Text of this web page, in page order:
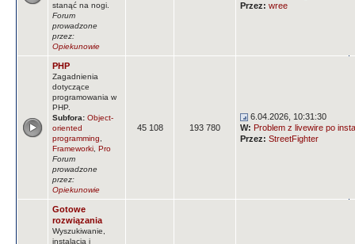
stanąć na nogi.
Forum
prowadzone
przez:
Opiekunowie
Przez: wree
PHP
Zagadnienia
dotyczące
programowania w
PHP.
Subfora: Object-
oriented
programming
Frameworki Pro
Forum
prowadzone
przez:
Opiekunowie
45 108 193 780
6.04.2026, 10:31:30
W: Problem z livewire po
Przez: StreetFighter
Gotowe
rozwiązania
Wyszukiwanie,
instalacja i